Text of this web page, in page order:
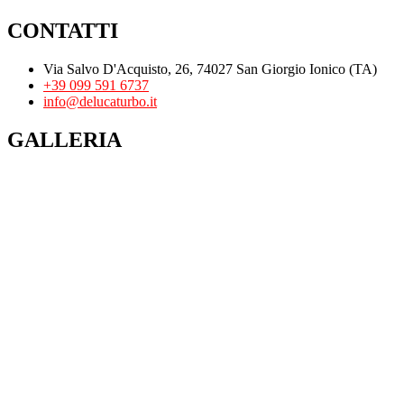
CONTATTI
Via Salvo D'Acquisto, 26, 74027 San Giorgio Ionico (TA)
+39 099 591 6737
info@delucaturbo.it
GALLERIA